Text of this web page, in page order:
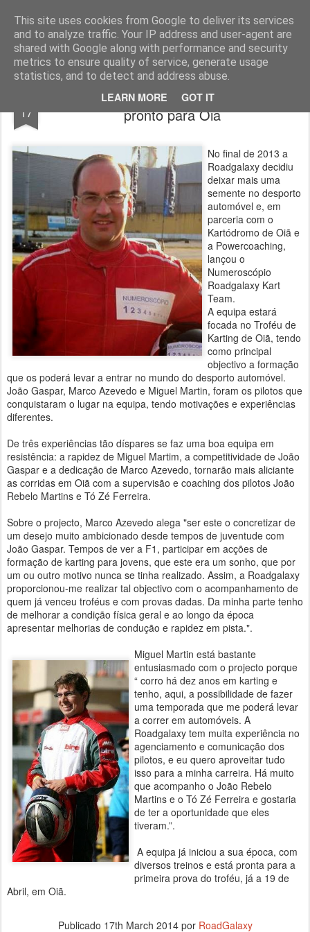
This site uses cookies from Google to deliver its services
and to analyze traffic. Your IP address and user-agent are
shared with Google along with performance and security
metrics to ensure quality of service, generate usage
statistics, and to detect and address abuse.
LEARN MORE GOT IT
ROADGALAXY - Media Center
17
Numeroscópio Roadgalaxy Kart Team
pronto para Oiã
No final de 2013 a
Roadgalaxy decidiu
deixar mais uma
semente no desporto
automóvel e, em
parceria com o
Kartódromo de Oiã e
a Powercoaching,
lançou o
Numeroscópio
Roadgalaxy Kart
Team.
A equipa estará
focada no Troféu de
Karting de Oiã, tendo
como principal
objectivo a formação
que os poderá levar a entrar no mundo do desporto automóvel.
João Gaspar, Marco Azevedo e Miguel Martin, foram os pilotos que
conquistaram o lugar na equipa, tendo motivações e experiências
diferentes.
De três experiências tão díspares se faz uma boa equipa em
resistência: a rapidez de Miguel Martim, a competitividade de João
Gaspar e a dedicação de Marco Azevedo, tornarão mais aliciante
as corridas em Oiã com a supervisão e coaching dos pilotos João
Rebelo Martins e Tó Zé Ferreira.
Sobre o projecto, Marco Azevedo alega "ser este o concretizar de
um desejo muito ambicionado desde tempos de juventude com
João Gaspar. Tempos de ver a F1, participar em acções de
formação de karting para jovens, que este era um sonho, que por
um ou outro motivo nunca se tinha realizado. Assim, a Roadgalaxy
proporcionou-me realizar tal objectivo com o acompanhamento de
quem já venceu troféus e com provas dadas. Da minha parte tenho
de melhorar a condição física geral e ao longo da época
apresentar melhorias de condução e rapidez em pista.".
Miguel Martin está bastante
entusiasmado com o projecto porque
“ corro há dez anos em karting e
tenho, aqui, a possibilidade de fazer
uma temporada que me poderá levar
a correr em automóveis. A
Roadgalaxy tem muita experiência no
agenciamento e comunicação dos
pilotos, e eu quero aproveitar tudo
isso para a minha carreira. Há muito
que acompanho o João Rebelo
Martins e o Tó Zé Ferreira e gostaria
de ter a oportunidade que eles
tiveram.”.
A equipa já iniciou a sua época, com
diversos treinos e está pronta para a
primeira prova do troféu, já a 19 de
Abril, em Oiã.
Publicado 17th March 2014por RoadGalaxy